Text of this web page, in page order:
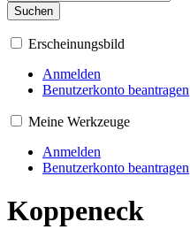
Suchen
Erscheinungsbild
Anmelden
Benutzerkonto beantragen
Meine Werkzeuge
Anmelden
Benutzerkonto beantragen
Koppeneck